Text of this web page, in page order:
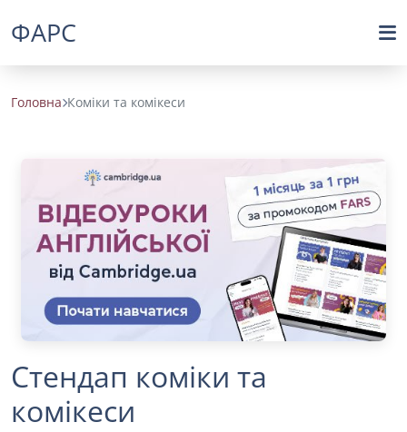
ФАРС
Головна Коміки та комікеси
Стендап коміки та
комікеси